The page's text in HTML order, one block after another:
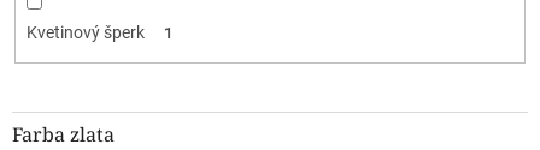
Kvetinový šperk 1
Farba zlata